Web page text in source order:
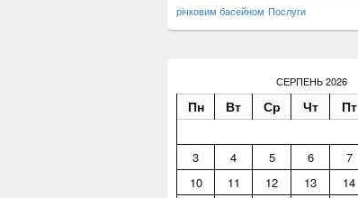
річковим басейном Послуги
СЕРПЕНЬ 2026
Пн Вт Ср Чт Пт
3
4 5 6 7
10
11 12 13 14